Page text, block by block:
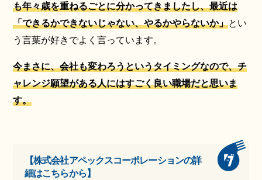
も年々歳を重ねるごとに分かってきましたし、最近は
「できるかできないじゃない、やるかやらないか」とい
う言葉が好きでよく言っています。
今まさに、会社も変わろうというタイミングなので、チ
ャレンジ願望がある人にはすごく良い職場だと思いま
す。
【株式会社アペックスコーポレーションの詳
細はこちらから】